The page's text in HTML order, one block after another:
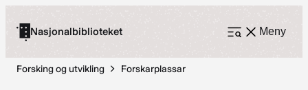
Nasjonalbiblioteket Meny
Åpne
Forsking og utvikling
Forskarplassar